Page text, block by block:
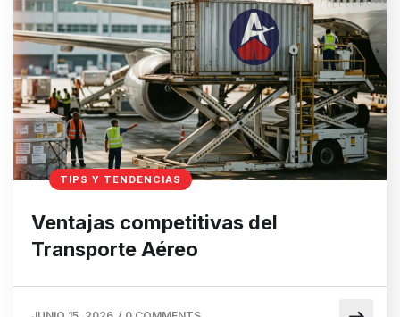
TIPS Y TENDENCIAS
Ventajas competitivas del
Transporte Aéreo